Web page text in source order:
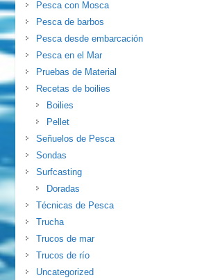
Pesca con Mosca
Pesca de barbos
Pesca desde embarcación
Pesca en el Mar
Pruebas de Material
Recetas de boilies
Boilies
Pellet
Señuelos de Pesca
Sondas
Surfcasting
Doradas
Técnicas de Pesca
Trucha
Trucos de mar
Trucos de río
Uncategorized